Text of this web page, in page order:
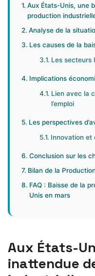
Aux États-Unis, une
production
Analyse de la
Les causes de la
Les secteurs
Implications
Lien avec la
l’emploi
Les perspectives
Innovation et
Conclusion sur les
Bilan de la
FAQ : Baisse de la
Unis en mars
Aux États-
inattendue